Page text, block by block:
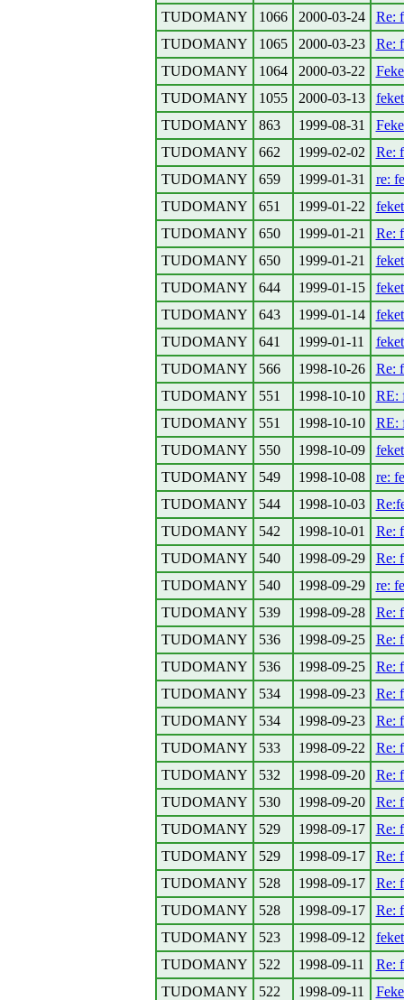
TUDOMANY 1066 2000-03-24
Re:
TUDOMANY
1065 2000-03-23
Re:
TUDOMANY
1064 2000-03-22
TUDOMANY
1055 2000-03-13
TUDOMANY
863 1999-08-31
TUDOMANY
662 1999-02-02
Re:
TUDOMANY
659 1999-01-31
re:
TUDOMANY
651 1999-01-22
TUDOMANY
650 1999-01-21
Re:
TUDOMANY
650 1999-01-21
TUDOMANY
644 1999-01-15
TUDOMANY
643 1999-01-14
TUDOMANY
641 1999-01-11
TUDOMANY
566 1998-10-26
Re:
TUDOMANY
551 1998-10-10
RE:
TUDOMANY
551 1998-10-10
RE:
TUDOMANY
550 1998-10-09
TUDOMANY
549 1998-10-08
re:
TUDOMANY
544 1998-10-03
TUDOMANY
542 1998-10-01
Re:
TUDOMANY
540 1998-09-29
Re:
TUDOMANY
540 1998-09-29
re:
TUDOMANY
539 1998-09-28
Re:
TUDOMANY
536 1998-09-25
Re:
TUDOMANY
536 1998-09-25
Re:
TUDOMANY
534 1998-09-23
Re:
TUDOMANY
534 1998-09-23
Re:
TUDOMANY
533 1998-09-22
Re:
TUDOMANY
532 1998-09-20
Re:
TUDOMANY
530 1998-09-20
Re:
TUDOMANY
529 1998-09-17
Re:
TUDOMANY
529 1998-09-17
Re:
TUDOMANY
528 1998-09-17
Re:
TUDOMANY
528 1998-09-17
Re:
TUDOMANY
523 1998-09-12
TUDOMANY
522 1998-09-11
Re:
TUDOMANY
522 1998-09-11